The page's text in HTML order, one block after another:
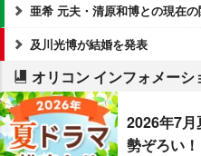
亜希 元夫・清原和博との現在
及川光博が結婚を発表
オリコン インフォメーシ
2026年7
勢ぞろい！